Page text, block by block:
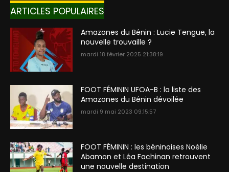
ARTICLES POPULAIRES
Amazones du Bénin : Lucie Tengue, la
nouvelle trouvaille ?
mardi 18 février 2025 21:38:19
FOOT FÉMININ UFOA-B : la liste des
Amazones du Bénin dévoilée
mardi 9 mai 2023 09:15:57
FOOT FÉMININ : les béninoises Noélie
Abamon et Léa Fachinan retrouvent
une nouvelle destination